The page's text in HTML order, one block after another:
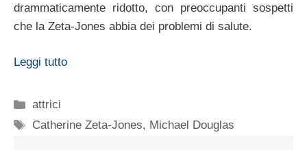
drammaticamente ridotto, con preoccupanti sospetti
che la Zeta-Jones abbia dei problemi di salute.
Leggi tutto
Categorie
attrici
Tag
Catherine Zeta-Jones, Michael Douglas